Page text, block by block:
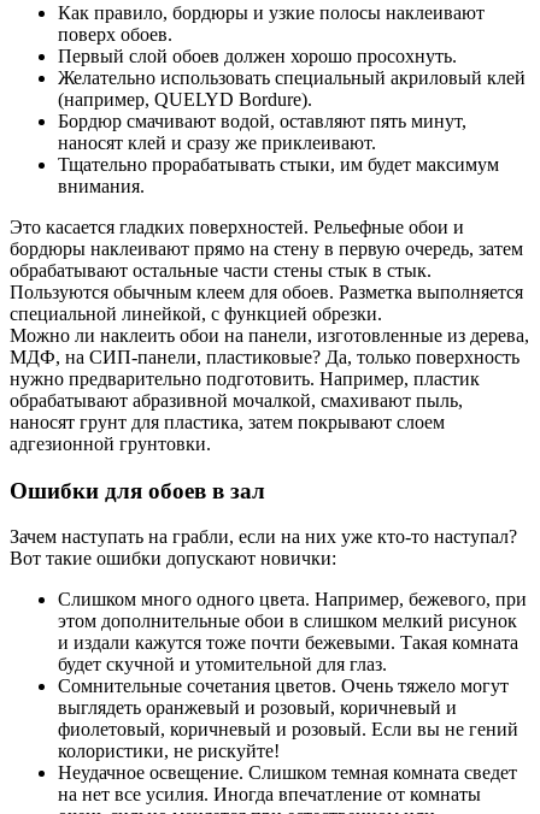
Как правило, бордюры и узкие полосы наклеивают
поверх обоев.
Первый слой обоев должен хорошо просохнуть.
Желательно использовать специальный акриловый клей
(например, QUELYD Bordure).
Бордюр смачивают водой, оставляют пять минут,
наносят клей и сразу же приклеивают.
Тщательно прорабатывать стыки, им будет максимум
внимания.
Это касается гладких поверхностей. Рельефные обои и
бордюры наклеивают прямо на стену в первую очередь, затем
обрабатывают остальные части стены стык в стык.
Пользуются обычным клеем для обоев. Разметка выполняется
специальной линейкой, с функцией обрезки.
Можно ли наклеить обои на панели, изготовленные из дерева,
МДФ, на СИП-панели, пластиковые? Да, только поверхность
нужно предварительно подготовить. Например, пластик
обрабатывают абразивной мочалкой, смахивают пыль,
наносят грунт для пластика, затем покрывают слоем
адгезионной грунтовки.
Ошибки для обоев в зал
Зачем наступать на грабли, если на них уже кто-то наступал?
Вот такие ошибки допускают новички:
Слишком много одного цвета. Например, бежевого, при
этом дополнительные обои в слишком мелкий рисунок
и издали кажутся тоже почти бежевыми. Такая комната
будет скучной и утомительной для глаз.
Сомнительные сочетания цветов. Очень тяжело могут
выглядеть оранжевый и розовый, коричневый и
фиолетовый, коричневый и розовый. Если вы не гений
колористики, не рискуйте!
Неудачное освещение. Слишком темная комната сведет
на нет все усилия. Иногда впечатление от комнаты